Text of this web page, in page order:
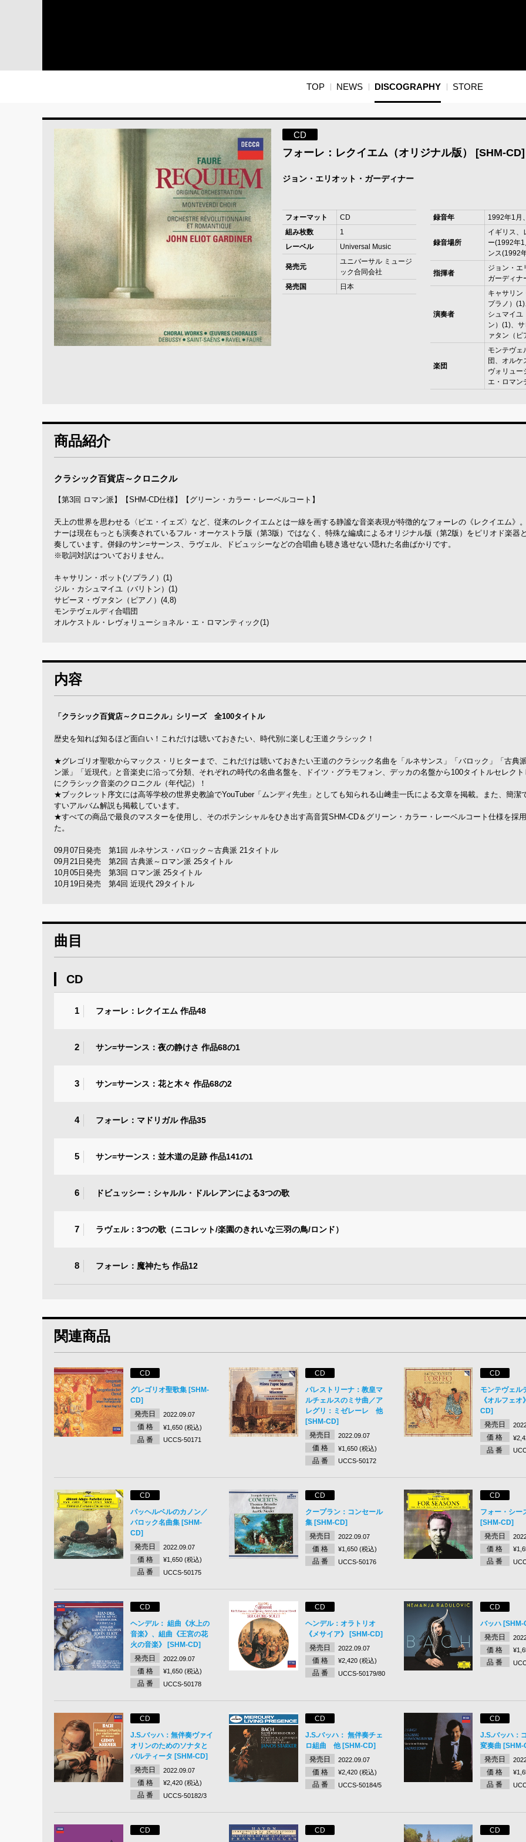
TOP NEWS DISCOGRAPHY STORE
CD
フォーレ：レクイエム（オリジナル版） [SHM-CD]
ジョン・エリオット・ガーディナー
フォーマット
CD
組み枚数
1
レーベル
Universal Music
発売元
ユニバーサル ミュージ
ック合同会社
発売国
日本
録音年 1992年1月
録音場所
イギリス、
ー(1992年1
ンス(1992
指揮者
ジョン・エ
ガーディナ
演奏者
キャサリン
プラノ）
シュマイユ
ン）(1)、
ァタン（ピ
楽団
モンテヴェ
団、オルケ
ヴォリュー
エ・ロマン
商品紹介
クラシック百貨店～クロニクル
【第3回 ロマン派】【SHM-CD仕様】【グリーン・カラー・レーベルコート】
天上の世界を思わせる〈ピエ・イェズ〉など、従来のレクイエムとは一線を画する静謐な音楽表現が特徴的なフォーレの《レクイエム》
ナーは現在もっとも演奏されているフル・オーケストラ版（第3版）ではなく、特殊な編成によるオリジナル版（第2版）をピリオド楽器
奏しています。併録のサン=サーンス、ラヴェル、ドビュッシーなどの合唱曲も聴き逃せない隠れた名曲ばかりです。
※歌詞対訳はついておりません。
キャサリン・ボット(ソプラノ）(1)
ジル・カシュマイユ（バリトン）(1)
サビーヌ・ヴァタン（ピアノ）(4,8)
モンテヴェルディ合唱団
オルケストル・レヴォリューショネル・エ・ロマンティック(1)
内容
「クラシック百貨店～クロニクル」シリーズ 全100タイトル
歴史を知れば知るほど面白い！これだけは聴いておきたい、時代別に楽しむ王道クラシック！
★グレゴリオ聖歌からマックス・リヒターまで、これだけは聴いておきたい王道のクラシック名曲を「ルネサンス」「バロック」「古典
ン派」「近現代」と音楽史に沿って分類、それぞれの時代の名曲名盤を、ドイツ・グラモフォン、デッカの名盤から100タイトルセレクト
にクラシック音楽のクロニクル（年代記）！
★ブックレット序文には高等学校の世界史教諭でYouTuber「ムンディ先生」としても知られる山﨑圭一氏による文章を掲載。また、簡潔
すいアルバム解説も掲載しています。
★すべての商品で最良のマスターを使用し、そのポテンシャルをひき出す高音質SHM-CD＆グリーン・カラー・レーベルコート仕様を採
た。
09月07日発売 第1回 ルネサンス・バロック～古典派 21タイトル
09月21日発売 第2回 古典派～ロマン派 25タイトル
10月05日発売 第3回 ロマン派 25タイトル
10月19日発売 第4回 近現代 29タイトル
曲目
CD
1 フォーレ：レクイエム 作品48
2 サン=サーンス：夜の静けさ 作品68の1
3 サン=サーンス：花と木々 作品68の2
4 フォーレ：マドリガル 作品35
5 サン=サーンス：並木道の足跡 作品141の1
6 ドビュッシー：シャルル・ドルレアンによる3つの歌
7 ラヴェル：3つの歌（ニコレット/楽園のきれいな三羽の鳥/ロンド）
8 フォーレ：魔神たち 作品12
関連商品
CD
グレゴリオ聖歌集 [SHM-
CD]
発売日
2022.09.07
価 格 ¥1,650 (税込)
品 番 UCCS-50171
CD
パレストリーナ：教皇マ
ルチェルスのミサ曲／ア
レグリ：ミゼレーレ 他
[SHM-CD]
発売日
2022.09.07
価 格 ¥1,650 (税込)
品 番 UCCS-50172
CD
モンテヴェル
《オルフェオ
CD]
発売日
価 格
品 番
CD
パッヘルベルのカノン／
バロック名曲集 [SHM-
CD]
発売日
2022.09.07
価 格 ¥1,650 (税込)
品 番 UCCS-50175
CD
クープラン：コンセール
集 [SHM-CD]
発売日
2022.09.07
価 格 ¥1,650 (税込)
品 番 UCCS-50176
CD
フォー・シー
[SHM-CD]
発売日
価 格
品 番
CD
ヘンデル： 組曲《水上の
音楽》、組曲《王宮の花
火の音楽》 [SHM-CD]
発売日
2022.09.07
価 格 ¥1,650 (税込)
品 番 UCCS-50178
CD
ヘンデル：オラトリオ
《メサイア》 [SHM-CD]
発売日
2022.09.07
価 格 ¥2,420 (税込)
品 番 UCCS-50179/80
CD
バッハ [SHM-
発売日
価 格
品 番
CD
J.S.バッハ：無伴奏ヴァイ
オリンのためのソナタと
パルティータ [SHM-CD]
発売日
2022.09.07
価 格 ¥2,420 (税込)
品 番 UCCS-50182/3
CD
J.S.バッハ： 無伴奏チェ
ロ組曲 他 [SHM-CD]
発売日
2022.09.07
価 格 ¥2,420 (税込)
品 番 UCCS-50184/5
CD
J.S.バッハ：
変奏曲 [SHM-
発売日
価 格
品 番
CD CD CD